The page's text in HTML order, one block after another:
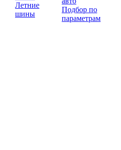
Летние
шины
Подбор по
параметрам